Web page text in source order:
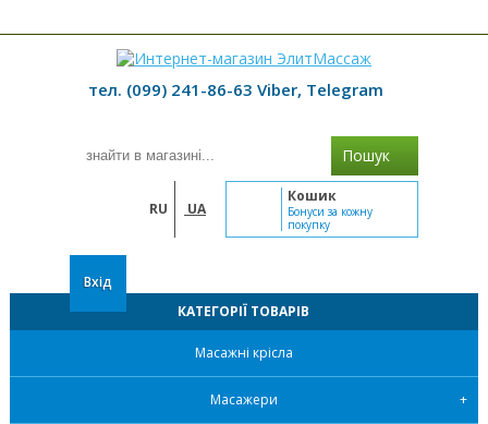
тел. (099) 241-86-63 Viber, Telegram
Пошук
RU UA
Кошик
Бонуси за кожну
покупку
Вхід
КАТЕГОРІЇ ТОВАРІВ
Масажні крісла
Масажери